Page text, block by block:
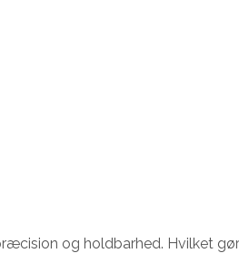
og holdbarhed. Hvilket